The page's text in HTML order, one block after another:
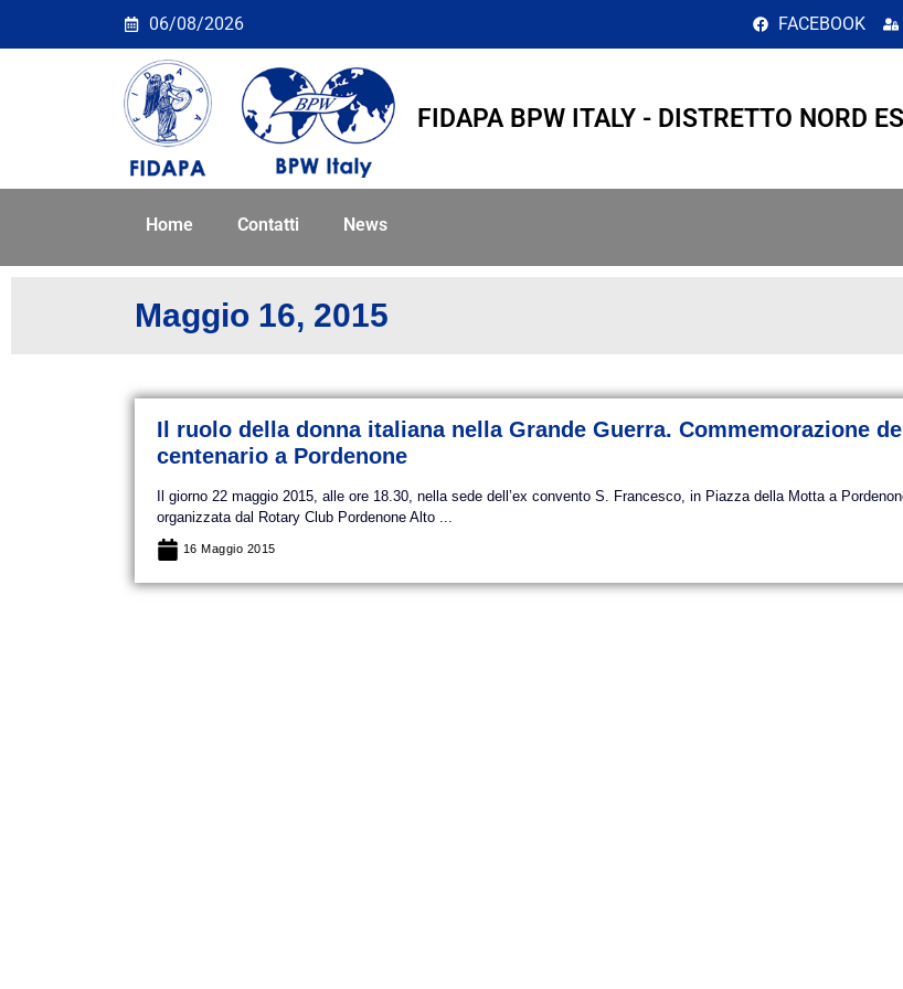
Giorno: <span>16 Maggio 2015</span>
06/08/2026 FACEBOOK
FIDAPA BPW ITALY - DISTRETTO NORD
Home Contatti News
Maggio 16, 2015
Il ruolo della donna italiana nella Grande Guerra. Commemorazione del
centenario a Pordenone
Il giorno 22 maggio 2015, alle ore 18.30, nella sede dell’ex convento S. Francesco, in Piazza della Motta a
organizzata dal Rotary Club Pordenone Alto ...
16 Maggio 2015